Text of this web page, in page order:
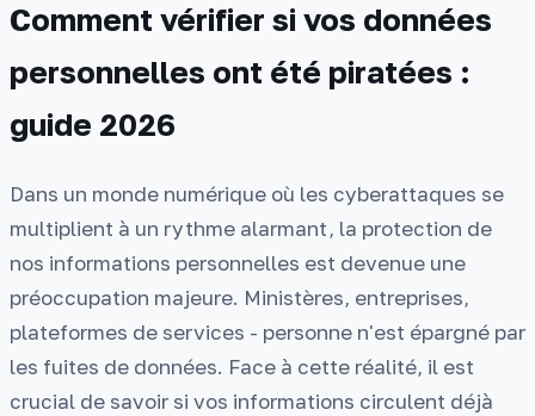
Comment vérifier si vos données
personnelles ont été piratées :
guide 2026
Dans un monde numérique où les cyberattaques se
multiplient à un rythme alarmant, la protection de
nos informations personnelles est devenue une
préoccupation majeure. Ministères, entreprises,
plateformes de services - personne n'est épargné par
les fuites de données. Face à cette réalité, il est
crucial de savoir si vos informations circulent déjà